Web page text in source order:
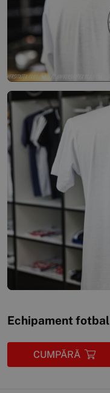
Echipament fotbal
CUMPĂRĂ